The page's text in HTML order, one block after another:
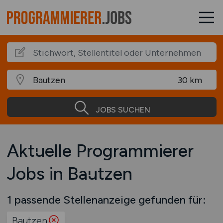
JOBS SUCHEN
Aktuelle Programmierer
Jobs in Bautzen
1 passende Stellenanzeige gefunden für:
Bautzen